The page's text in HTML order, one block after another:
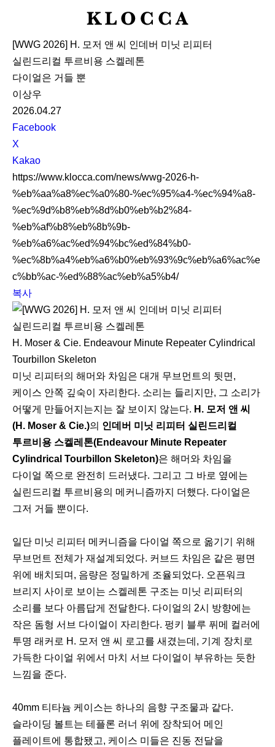
K
O
C
[WWG 2026] H. 모저 앤 씨 인데버 미닛 리피터
실린드리컬 투르비용 스켈레톤
다이얼은 거들 뿐
이상우
2026.04.27
S
N
S
S
h
a
r
e
Facebook
X
Kakao
https://www.klocca.com/news/wwg-2026-h-
%eb%aa%a8%ec%a0%80-%ec%95%a4-%ec%94%a8-
%ec%9d%b8%eb%8d%b0%eb%b2%84-
%eb%af%b8%eb%8b%9b-
%eb%a6%ac%ed%94%bc%ed%84%b0-
%ec%8b%a4%eb%a6%b0%eb%93%9c%eb%a6%ac%e
c%bb%ac-%ed%88%ac%eb%a5%b4/
복사
H. Moser & Cie. Endeavour Minute Repeater Cylindrical
Tourbillon Skeleton
미닛 리피터의 해머와 차임은 대개 무브먼트의 뒷면,
케이스 안쪽 깊숙이 자리한다. 소리는 들리지만, 그 소리가
어떻게 만들어지는지는 잘 보이지 않는다. H. 모저 앤 씨
(H. Moser & Cie.)의 인데버 미닛 리피터 실린드리컬
투르비용 스켈레톤(Endeavour Minute Repeater
Cylindrical Tourbillon Skeleton)은 해머와 차임을
다이얼 쪽으로 완전히 드러냈다. 그리고 그 바로 옆에는
실린드리컬 투르비용의 메커니즘까지 더했다. 다이얼은
그저 거들 뿐이다.
일단 미닛 리피터 메커니즘을 다이얼 쪽으로 옮기기 위해
무브먼트 전체가 재설계되었다. 커브드 차임은 같은 평면
위에 배치되며, 음량은 정밀하게 조율되었다. 오픈워크
브리지 사이로 보이는 스켈레톤 구조는 미닛 리피터의
소리를 보다 아름답게 전달한다. 다이얼의 2시 방향에는
작은 돔형 서브 다이얼이 자리한다. 펑키 블루 퓌메 컬러에
투명 래커로 H. 모저 앤 씨 로고를 새겼는데, 기계 장치로
가득한 다이얼 위에서 마치 서브 다이얼이 부유하는 듯한
느낌을 준다.
40mm 티타늄 케이스는 하나의 음향 구조물과 같다.
슬라이딩 볼트는 테플론 러너 위에 장착되어 메인
플레이트에 통합됐고, 케이스 미들은 진동 전달을